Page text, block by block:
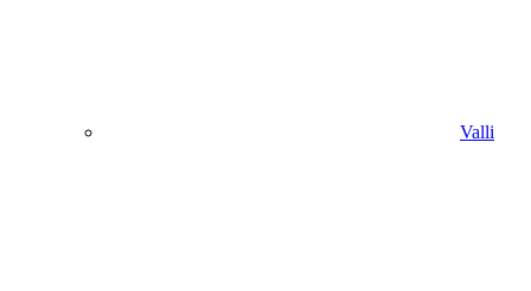
Valli